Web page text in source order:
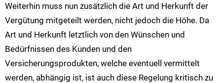
Weiterhin muss nun zusätzlich die Art und Herkunft der
Vergütung mitgeteilt werden, nicht jedoch die Höhe. Da
Art und Herkunft letztlich von den Wünschen und
Bedürfnissen des Kunden und den
Versicherungsprodukten, welche eventuell vermittelt
werden, abhängig ist, ist auch diese Regelung kritisch zu